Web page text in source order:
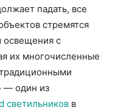
падать, все
стремятся
освещения с
их многочисленные
— один из
светильников в